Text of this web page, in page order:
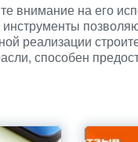
внимание на его
реализации
способен